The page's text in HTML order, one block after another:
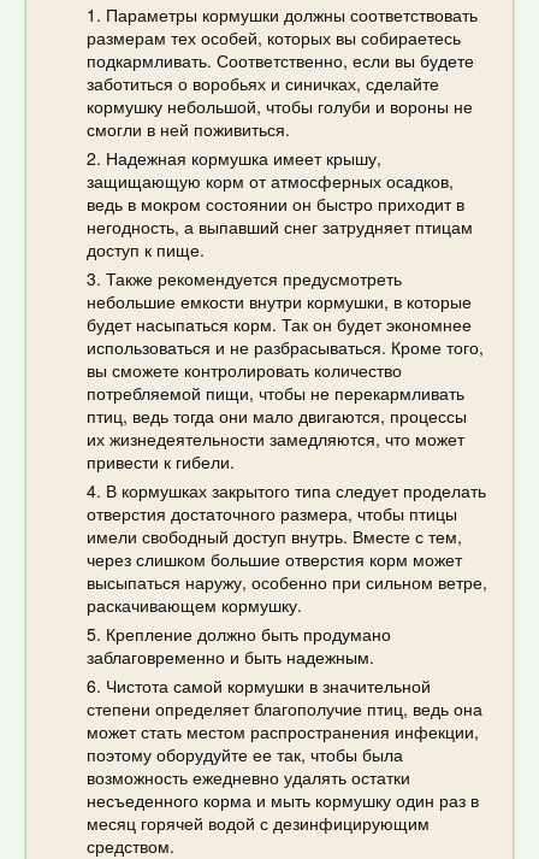
Параметры кормушки должны соответствовать
размерам тех особей, которых вы собираетесь
подкармливать. Соответственно, если вы будете
заботиться о воробьях и синичках, сделайте
кормушку небольшой, чтобы голуби и вороны не
смогли в ней поживиться.
Надежная кормушка имеет крышу,
защищающую корм от атмосферных осадков,
ведь в мокром состоянии он быстро приходит в
негодность, а выпавший снег затрудняет птицам
доступ к пище.
Также рекомендуется предусмотреть
небольшие емкости внутри кормушки, в которые
будет насыпаться корм. Так он будет экономнее
использоваться и не разбрасываться. Кроме того,
вы сможете контролировать количество
потребляемой пищи, чтобы не перекармливать
птиц, ведь тогда они мало двигаются, процессы
их жизнедеятельности замедляются, что может
привести к гибели.
В кормушках закрытого типа следует проделать
отверстия достаточного размера, чтобы птицы
имели свободный доступ внутрь. Вместе с тем,
через слишком большие отверстия корм может
высыпаться наружу, особенно при сильном ветре,
раскачивающем кормушку.
Крепление должно быть продумано
заблаговременно и быть надежным.
Чистота самой кормушки в значительной
степени определяет благополучие птиц, ведь она
может стать местом распространения инфекции,
поэтому оборудуйте ее так, чтобы была
возможность ежедневно удалять остатки
несъеденного корма и мыть кормушку один раз в
месяц горячей водой с дезинфицирующим
средством.